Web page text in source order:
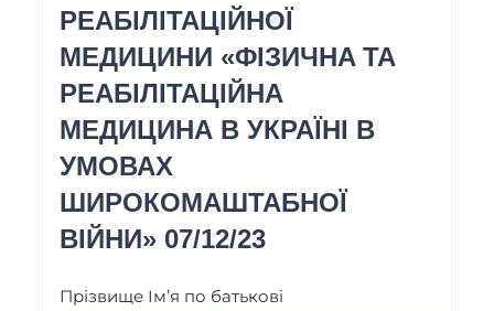
РЕАБІЛІТАЦІЙНОЇ
МЕДИЦИНИ «ФІЗИЧНA ТА
РЕАБІЛІТАЦІЙНА
МЕДИЦИНА В УКРАЇНІ В
УМОВАХ
ШИРОКОМАШТАБНОЇ
ВІЙНИ» 07/12/23
Прізвище Ім’я по батькові